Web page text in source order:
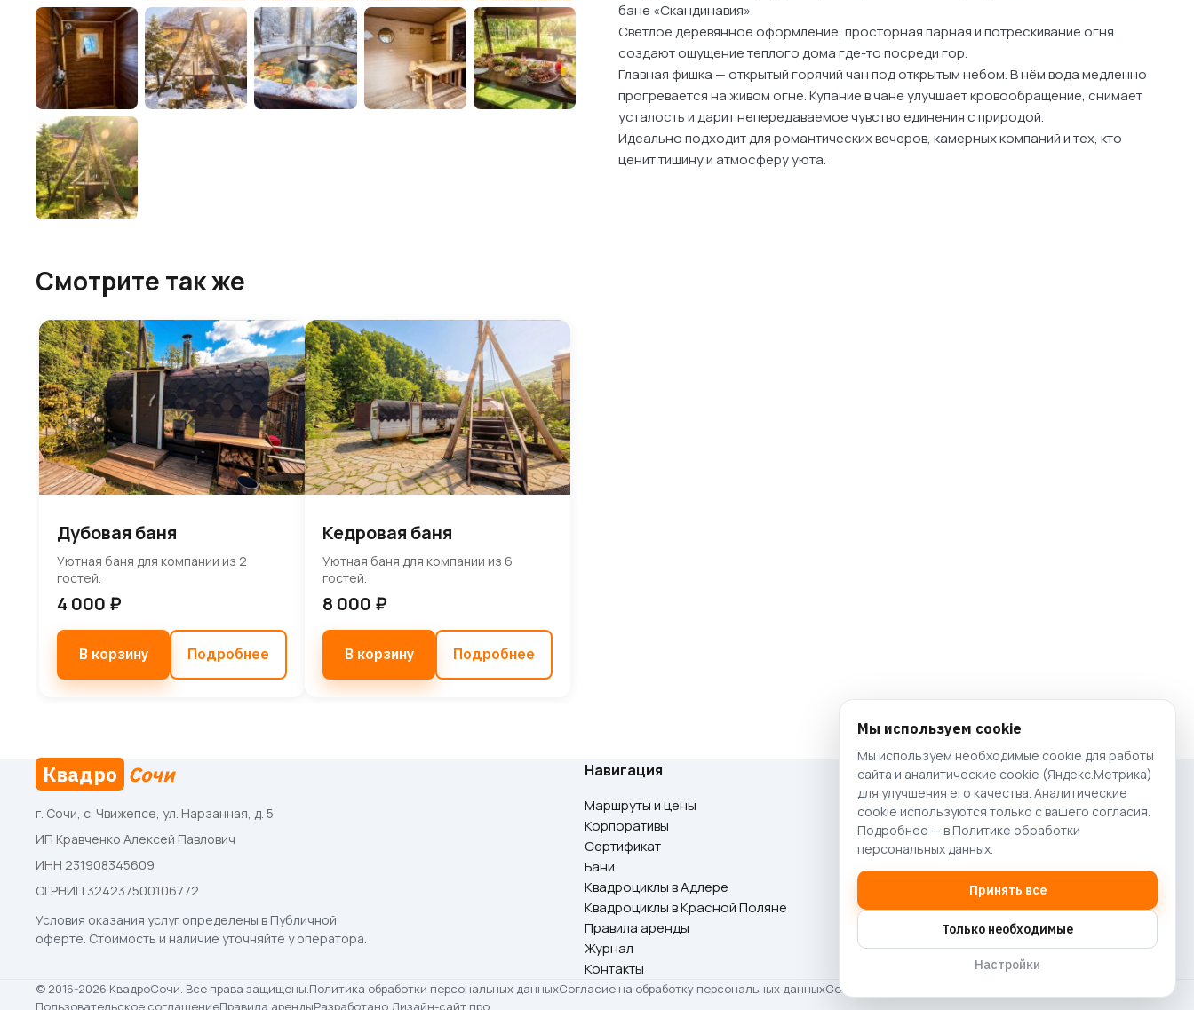
бане «Скандинавия».
Светлое деревянное оформление, просторная парная и потрескивание огня
создают ощущение теплого дома где-то посреди гор.
Главная фишка — открытый горячий чан под открытым небом. В нём вода медленно
прогревается на живом огне. Купание в чане улучшает кровообращение, снимает
усталость и дарит непередаваемое чувство единения с природой.
Идеально подходит для романтических вечеров, камерных компаний и тех, кто
ценит тишину и атмосферу уюта.
Смотрите так же
Дубовая баня
Уютная баня для компании из 2
гостей.
4 000 ₽
В корзину Подробнее
Кедровая баня
Уютная баня для компании из 6
гостей.
8 000 ₽
В корзину Подробнее
Квадро Сочи
г. Сочи, с. Чвижепсе, ул. Нарзанная, д. 5
ИП Кравченко Алексей Павлович
ИНН 231908345609
ОГРНИП 324237500106772
Условия оказания услуг определены в Публичной
оферте. Стоимость и наличие уточняйте у оператора.
Навигация
Маршруты и цены
Корпоративы
Сертификат
Бани
Квадроциклы в Адлере
Квадроциклы в Красной Поляне
Правила аренды
Журнал
Контакты
Свяжитесь с нами
8 928 667-04-04
© 2016-2026 КвадроСочи. Все права защищены.Политика обработки персональных данныхСогласие на обработку персональных данныхСогласие на рассылку
Пользовательское соглашениеПравила арендыРазработано Дизайн-сайт.про
Мы используем cookie
Мы используем необходимые cookie для работы
сайта и аналитические cookie (Яндекс.Метрика)
для улучшения его качества. Аналитические
cookie используются только с вашего согласия.
Подробнее — в Политике обработки
персональных данных.
Принять все
Только необходимые
Настройки